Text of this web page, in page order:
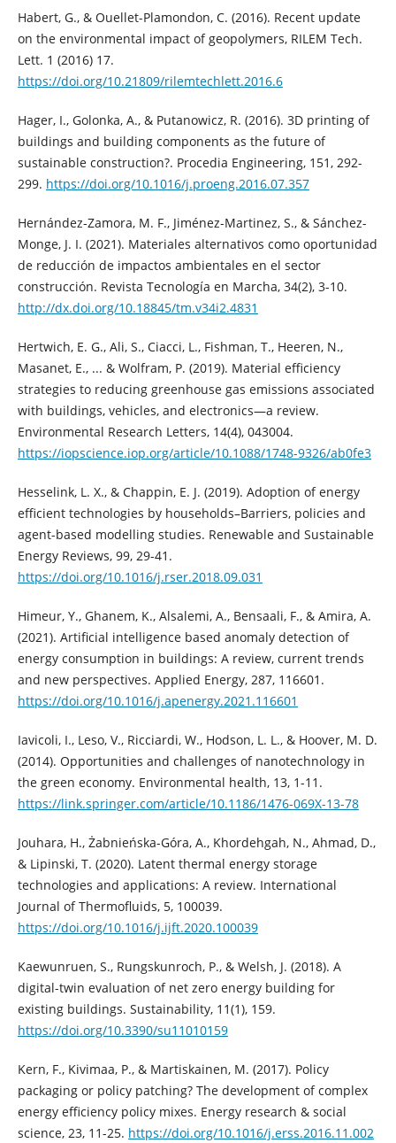
Habert, G., & Ouellet-Plamondon, C. (2016). Recent update
on the environmental impact of geopolymers, RILEM Tech.
Lett. 1 (2016) 17.
https://doi.org/10.21809/rilemtechlett.2016.6
Hager, I., Golonka, A., & Putanowicz, R. (2016). 3D printing of
buildings and building components as the future of
sustainable construction?. Procedia Engineering, 151, 292-
299. https://doi.org/10.1016/j.proeng.2016.07.357
Hernández-Zamora, M. F., Jiménez-Martinez, S., & Sánchez-
Monge, J. I. (2021). Materiales alternativos como oportunidad
de reducción de impactos ambientales en el sector
construcción. Revista Tecnología en Marcha, 34(2), 3-10.
http://dx.doi.org/10.18845/tm.v34i2.4831
Hertwich, E. G., Ali, S., Ciacci, L., Fishman, T., Heeren, N.,
Masanet, E., ... & Wolfram, P. (2019). Material efficiency
strategies to reducing greenhouse gas emissions associated
with buildings, vehicles, and electronics—a review.
Environmental Research Letters, 14(4), 043004.
https://iopscience.iop.org/article/10.1088/1748-9326/ab0fe3
Hesselink, L. X., & Chappin, E. J. (2019). Adoption of energy
efficient technologies by households–Barriers, policies and
agent-based modelling studies. Renewable and Sustainable
Energy Reviews, 99, 29-41.
https://doi.org/10.1016/j.rser.2018.09.031
Himeur, Y., Ghanem, K., Alsalemi, A., Bensaali, F., & Amira, A.
(2021). Artificial intelligence based anomaly detection of
energy consumption in buildings: A review, current trends
and new perspectives. Applied Energy, 287, 116601.
https://doi.org/10.1016/j.apenergy.2021.116601
Iavicoli, I., Leso, V., Ricciardi, W., Hodson, L. L., & Hoover, M. D.
(2014). Opportunities and challenges of nanotechnology in
the green economy. Environmental health, 13, 1-11.
https://link.springer.com/article/10.1186/1476-069X-13-78
Jouhara, H., Żabnieńska-Góra, A., Khordehgah, N., Ahmad, D.,
& Lipinski, T. (2020). Latent thermal energy storage
technologies and applications: A review. International
Journal of Thermofluids, 5, 100039.
https://doi.org/10.1016/j.ijft.2020.100039
Kaewunruen, S., Rungskunroch, P., & Welsh, J. (2018). A
digital-twin evaluation of net zero energy building for
existing buildings. Sustainability, 11(1), 159.
https://doi.org/10.3390/su11010159
Kern, F., Kivimaa, P., & Martiskainen, M. (2017). Policy
packaging or policy patching? The development of complex
energy efficiency policy mixes. Energy research & social
science, 23, 11-25. https://doi.org/10.1016/j.erss.2016.11.002